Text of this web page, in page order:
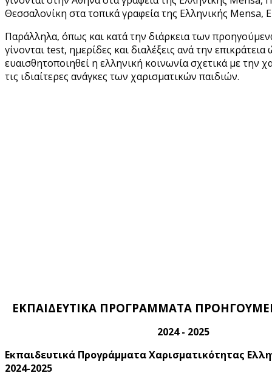
Θεσσαλονίκη στα τοπικά γραφεία της Ελληνικής Mensa,
Παράλληλα, όπως και κατά την διάρκεια των
γίνονται test, ημερίδες και διαλέξεις ανά την επικράτεια
ευαισθητοποιηθεί η ελληνική κοινωνία σχετικά με την
τις ιδιαίτερες ανάγκες των χαρισματικών παιδιών.
ΕΚΠΑΙΔΕΥΤΙΚΑ ΠΡΟΓΡΑΜΜΑΤΑ
2024 - 2025
Εκπαιδευτικά Προγράμματα Χαρισματικότητας
2024-2025